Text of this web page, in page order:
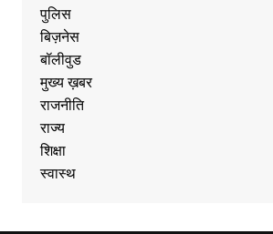
पुलिस
बिज़नेस
बॉलीवुड
मुख्य ख़बर
राजनीति
राज्य
शिक्षा
स्वास्थ